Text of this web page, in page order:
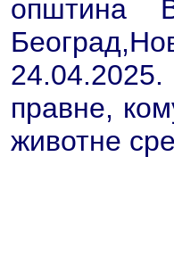
општина
правне,
животне